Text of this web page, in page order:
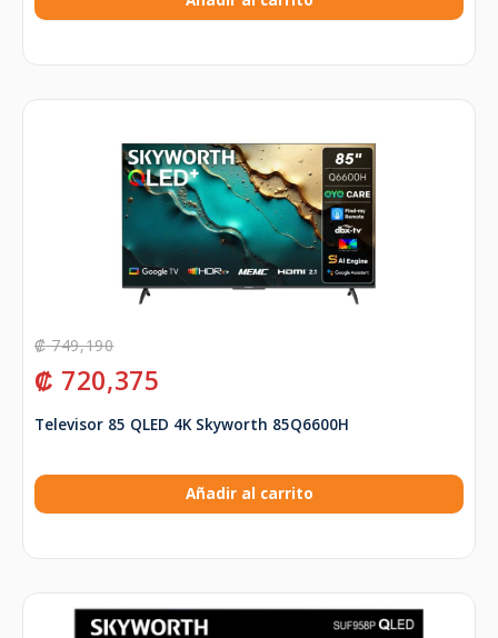
₡749,190
₡ 720,375
Televisor 85 QLED 4K Skyworth 85Q6600H
Añadir al carrito